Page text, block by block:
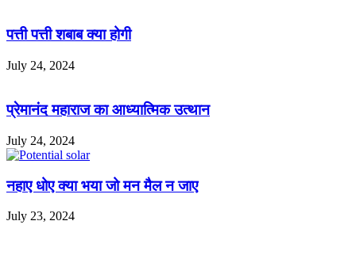
पत्ती पत्ती शबाब क्या होगी
July 24, 2024
प्रेमानंद महाराज का आध्यात्मिक उत्थान
July 24, 2024
नहाए धोए क्या भया जो मन मैल न जाए
July 23, 2024